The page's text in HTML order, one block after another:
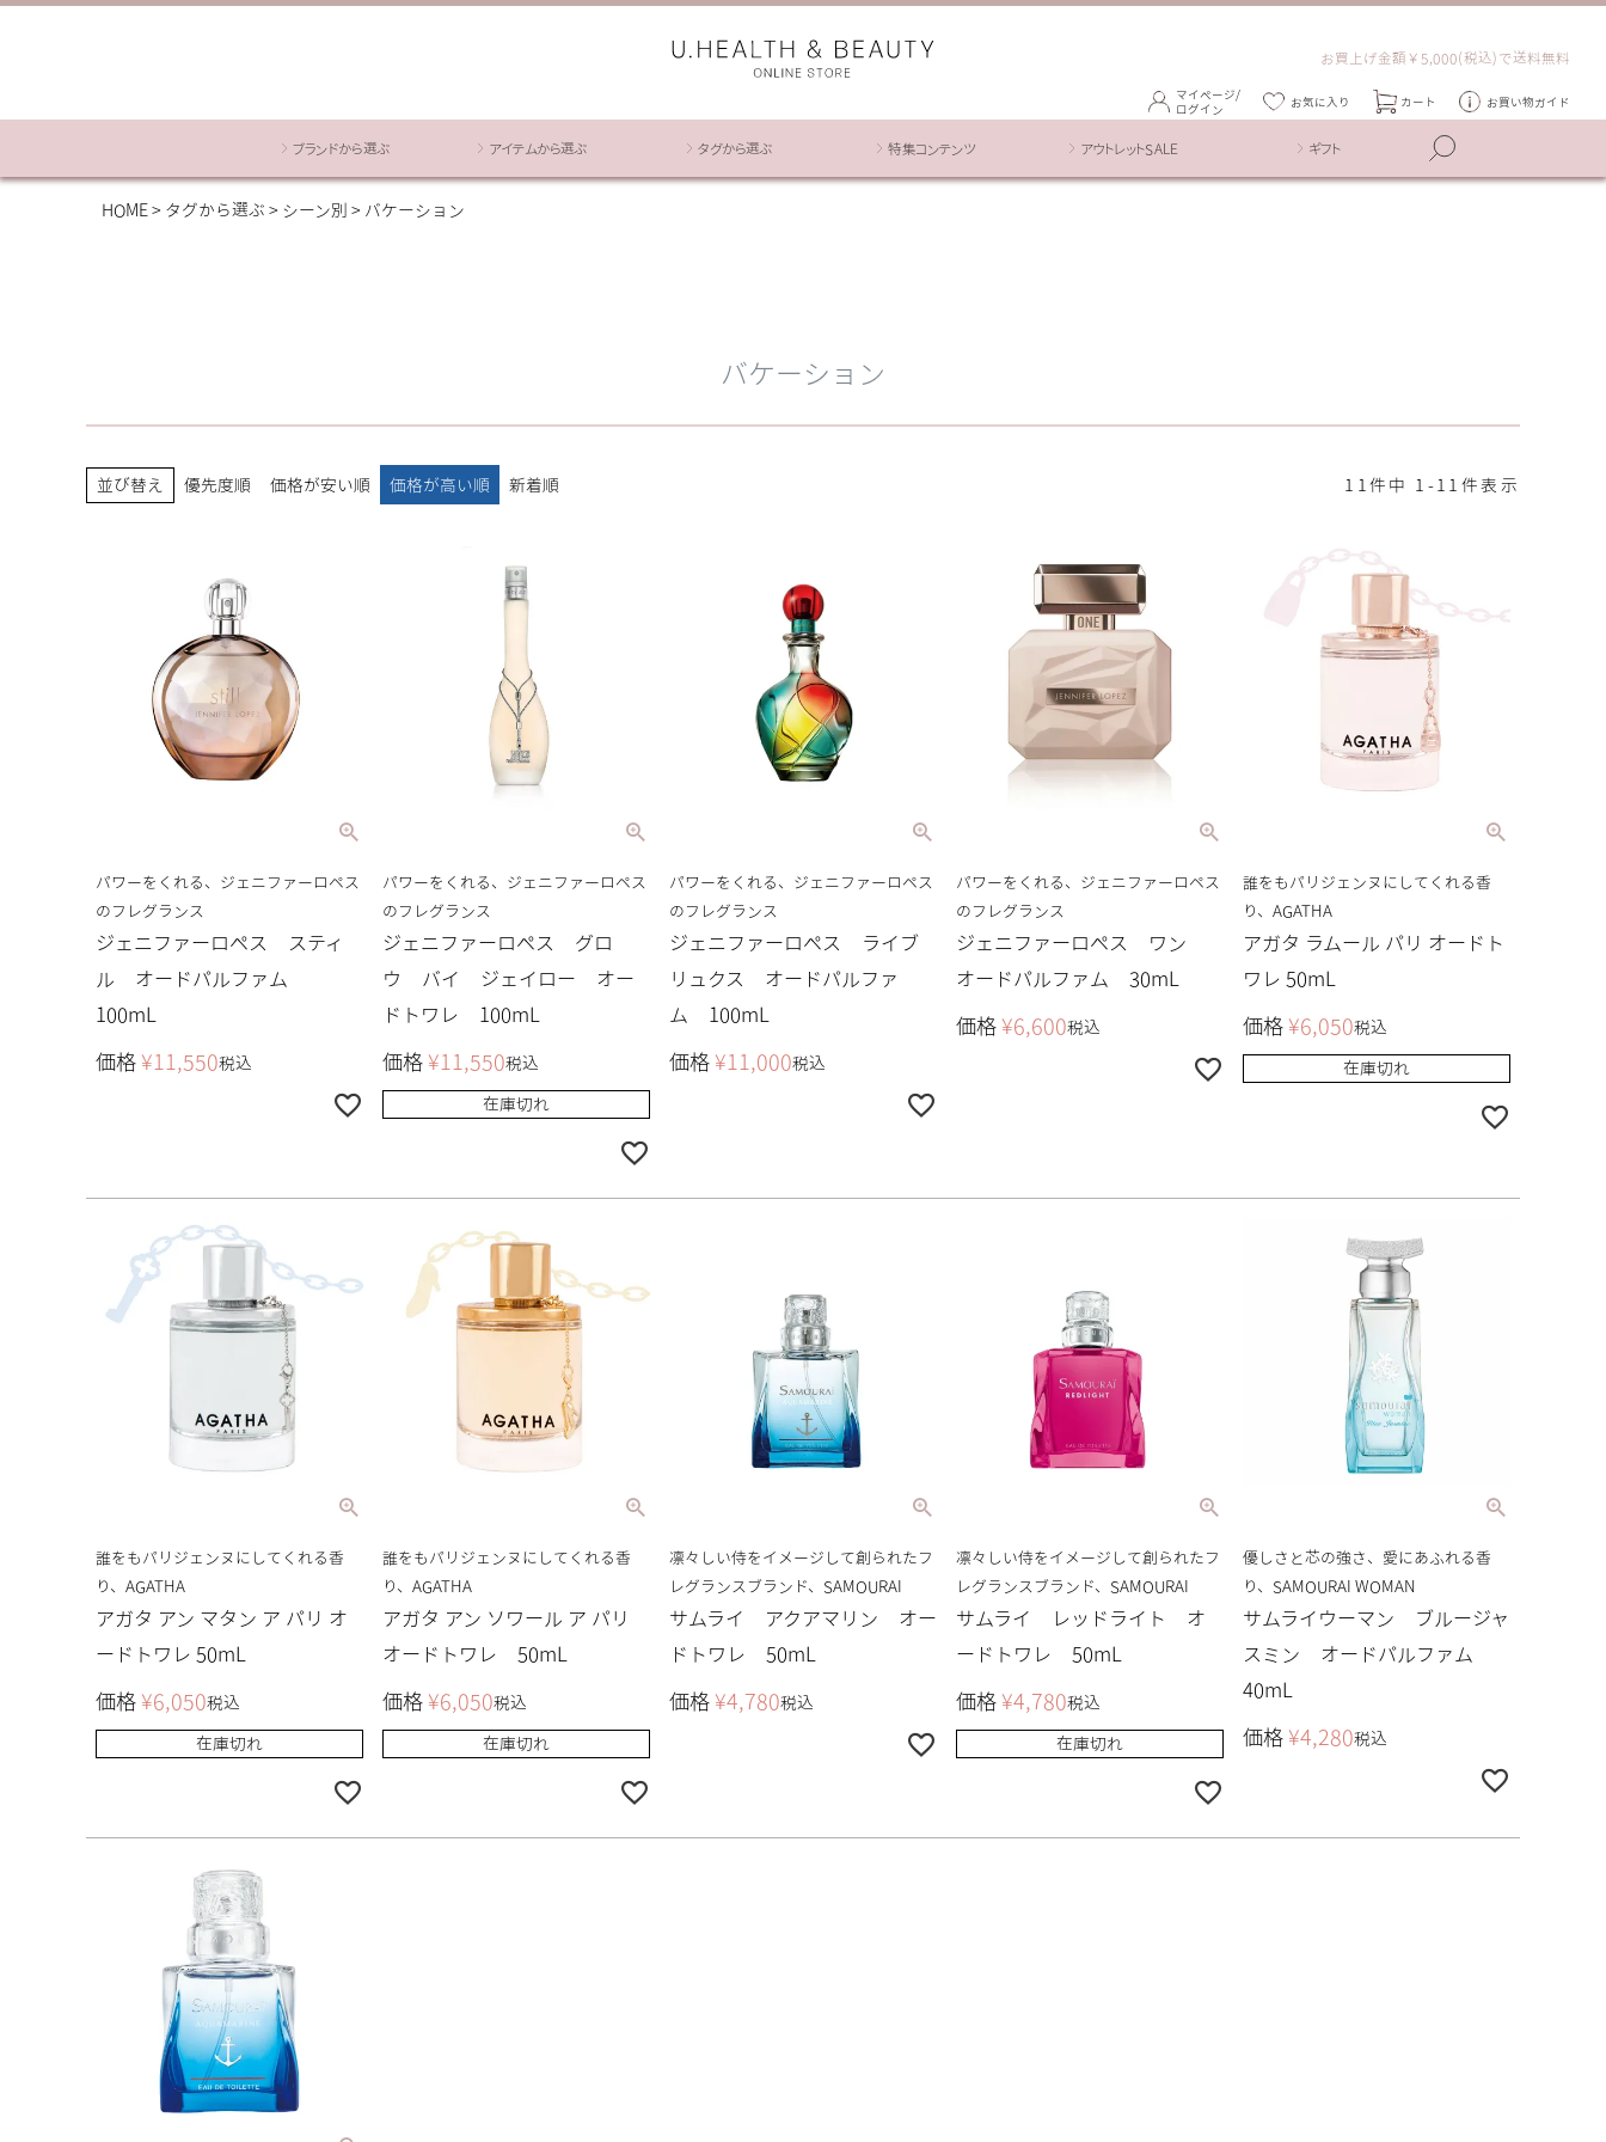
お買上げ金額￥5,000(税込)で送料無料
マイページ/
ログイン
お気に入り カート お買い物ガイド
ブランドから選ぶ アイテムから選ぶ タグから選ぶ 特集コンテンツ アウトレットSALE ギフト
HOME タグから選ぶ シーン別 バケーション
バケーション
並び替え 優先度順 価格が安い順 価格が高い順 新着順 11 件中 1 - 11 件表示
パワーをくれる、ジェニファーロペス
のフレグランス
ジェニファーロペス スティ
ル オードパルファム
100mL
価格 ¥11,550税込
パワーをくれる、ジェニファーロペス
のフレグランス
ジェニファーロペス グロ
ウ バイ ジェイロー オー
ドトワレ 100mL
価格 ¥11,550税込
在庫切れ
パワーをくれる、ジェニファーロペス
のフレグランス
ジェニファーロペス ライブ
リュクス オードパルファ
ム 100mL
価格 ¥11,000税込
パワーをくれる、ジェニファーロペス
のフレグランス
ジェニファーロペス ワン
オードパルファム 30mL
価格 ¥6,600税込
誰をもパリジェンヌにしてくれる香
り、AGATHA
アガタ ラムール パリ オードト
ワレ 50mL
価格 ¥6,050税込
在庫切れ
誰をもパリジェンヌにしてくれる香
り、AGATHA
アガタ アン マタン ア パリ オ
ードトワレ 50mL
価格 ¥6,050税込
在庫切れ
誰をもパリジェンヌにしてくれる香
り、AGATHA
アガタ アン ソワール ア パリ
オードトワレ 50mL
価格 ¥6,050税込
在庫切れ
凛々しい侍をイメージして創られたフ
レグランスブランド、SAMOURAI
サムライ アクアマリン オー
ドトワレ 50mL
価格 ¥4,780税込
凛々しい侍をイメージして創られたフ
レグランスブランド、SAMOURAI
サムライ レッドライト オ
ードトワレ 50mL
価格 ¥4,780税込
在庫切れ
優しさと芯の強さ、愛にあふれる香
り、SAMOURAI WOMAN
サムライウーマン ブルージャ
スミン オードパルファム
40mL
価格 ¥4,280税込